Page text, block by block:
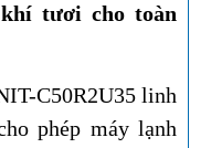
tươi cho toàn
C50R2U35 linh
phép máy lạnh